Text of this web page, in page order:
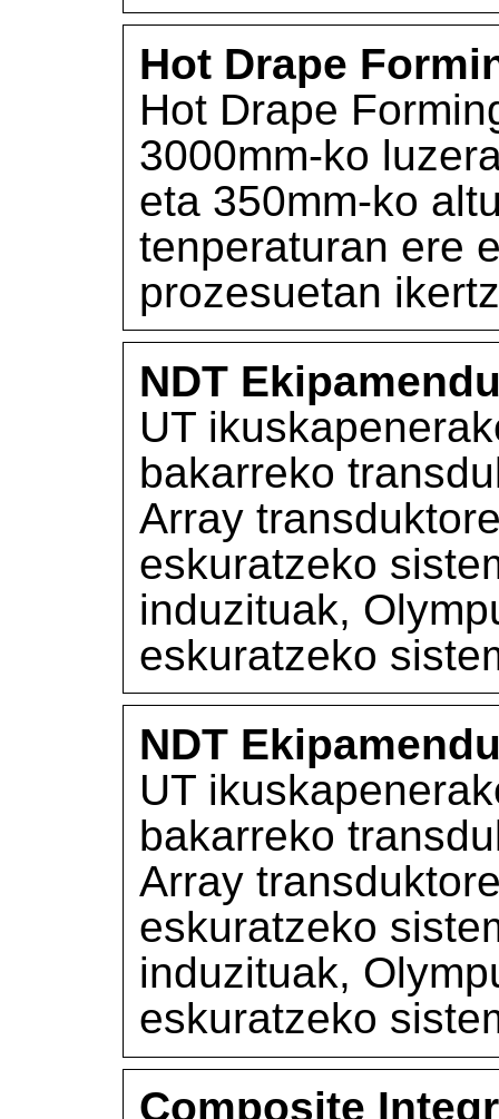
Hot Drape
Hot Drape
3000mm-ko
eta 350mm-ko
tenperaturan ere
prozesuetan
NDT
UT
bakarreko
Array
eskuratzeko
induzituak,
eskuratzeko
NDT
UT
bakarreko
Array
eskuratzeko
induzituak,
eskuratzeko
Composite